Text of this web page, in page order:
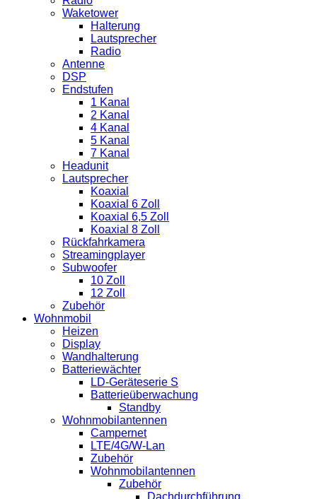
Waketower
Halterung
Lautsprecher
Radio
Antenne
DSP
Endstufen
1 Kanal
2 Kanal
4 Kanal
5 Kanal
7 Kanal
Headunit
Lautsprecher
Koaxial
Koaxial 6 Zoll
Koaxial 6,5 Zoll
Koaxial 8 Zoll
Rückfahrkamera
Streamingplayer
Subwoofer
10 Zoll
12 Zoll
Zubehör
Wohnmobil
Heizen
Display
Wandhalterung
Batteriewächter
LD-Geräteserie S
Batterieüberwachung
Standby
Wohnmobilantennen
Campernet
LTE/4G/W-Lan
Zubehör
Wohnmobilantennen
Zubehör
Dachdurchführung